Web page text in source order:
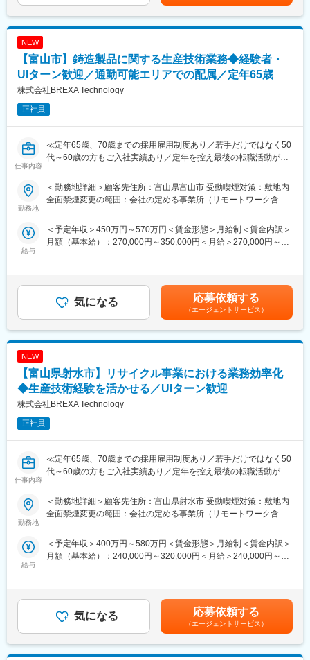
企画・設計段階から関わる機会が豊富です。
「言われたものを作る」ではなく、
0→1のモノづくりに主体的に関われる環境です。
＼こんな方におすすめです／
・これまでの実務経験を活かし、設計・開発フェーズにシフトし
たい方
・技術力を深めながら、長期的なキャリア形成を考えている方
・特定工程に留まらず、上流工程・新領域へ挑戦したい方
■プロジェクト例
最先端～基盤領域まで、多様な案件に携われます。
・3Dアニメーション開発 など
【主要言語】
■キャリア形成（「選ばれる」から「選べる」へ）
研修履歴
をもとに、営業・技術マネージャーが連携して配属を決定。
「会社都合」ではなく、あなたのキャリア軸を尊重したアサイン
を実現します。
ます。
■メイテックフィルダーズの強み
創業以来、1,300社以上のメーカーと取引
業界のパイオニアとしての信頼と実績
設計・開発など、製品の核となる工程に多数参画
単なる技術派遣ではなく、
**「モノづくりの本質に関わるエンジニア」**として活躍できま
す。
NEW
【富山市】鋳造製品に関する生産技術業務◆経験者・
UIターン歓迎／通勤可能エリアでの配属／定年65歳
株式会社BREXA Technology
正社員
仕事内容
≪定年65歳、70歳までの採用雇用制度あり／若手だけではなく50
代～60歳の方もご入社実績あり／定年を控え最後の転職活動がし
方歓迎≫
計をお任せ致します。
す。
◇アルミ・鉄鋳造製品の方案設計
◇生産工程設計
◇治具設計
新製品流動に伴う対応や既製品の改善対応などをお任せ致しま
■使用ツール：
CATIA V5
■魅力ポイント：
◇手厚い技術者支援
スキルアップが可能
◇またキャリアアドバイザー（CA）制度があり、キャリア相談や
■当社だからこそ実現できるエンジニアとしての未来がある：
＜お取引社数3,900社＞
当社独占のプロジェクトも多数あり、当社だからこそ挑戦できる
仕事があります。
当社では専任のキャリアアドバイザーがおり、キャリアアドバイ
ザーが社内に働きかける事で希望する仕事への挑戦を後押ししま
す。
エンジニアの遣り甲斐を大切にする当社だからこその取り組みで
す。
勤務地
＜勤務地詳細＞顧客先住所：富山県富山市 受動喫煙対策：敷地内
全面禁煙変更の範囲：会社の定める事業所（リモートワーク含
給与
＜予定年収＞450万円～570万円＜賃金形態＞月給制＜賃金内訳＞
月額（基本給）：270,000円～350,000円＜月給＞270,000円～
じて上下する可能性があります。月給(月額)は固定手当を含めた表
記です。気になる 応募依頼する
（エージェントサービス）
NEW
【富山県射水市】リサイクル事業における業務効率化
◆生産技術経験を活かせる／UIターン歓迎
株式会社BREXA Technology
正社員
仕事内容
≪定年65歳、70歳までの採用雇用制度あり／若手だけではなく50
代～60歳の方もご入社実績あり／定年を控え最後の転職活動がし
方歓迎≫
致します。
・製造ラインのレイアウト最適化、作業動線の見直し
・設備導入・更新に伴う仕様検討、業者折衝、立ち上げ支援
・作業標準書・手順書の作成、現場教育の支援
・データ分析による歩留まり改善、エネルギー効率向上
勤務地
＜勤務地詳細＞顧客先住所：富山県射水市 受動喫煙対策：敷地内
全面禁煙変更の範囲：会社の定める事業所（リモートワーク含
給与
＜予定年収＞400万円～580万円＜賃金形態＞月給制＜賃金内訳＞
月額（基本給）：240,000円～320,000円＜月給＞240,000円～
年目 年収550～570万円20年目 年収1000万円超※金額はあくま
でも目安です。賃金はあくまでも目安の金額であり、選考を通じ
て上下する可能性があります。月給(月額)は固定手当を含めた表記
です。
気になる 応募依頼する
（エージェントサービス）